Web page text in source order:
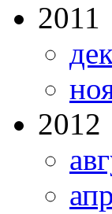
2011
2012